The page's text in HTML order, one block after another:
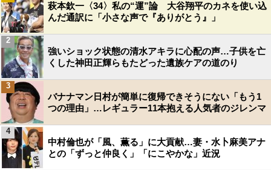
萩本欽一〈34〉私の“運”論 大谷翔平のカネを使い込
んだ通訳に「小さな声で『ありがとう』」
強いショック状態の清水アキラに心配の声…子供を亡
くした神田正輝らもたどった遺族ケアの道のり
2
バナナマン日村が簡単に復帰できそうにない「もう1
つの理由」…レギュラー11本抱える人気者のジレンマ
3
中村倫也が「風、薫る」に大貢献…妻・水卜麻美アナ
との「ずっと仲良く」「にこやかな」近況
4